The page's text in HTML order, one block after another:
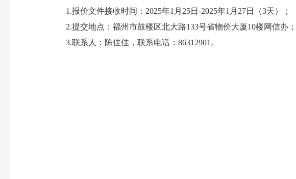
1.报价文件接收时间：2025年1月25日-2025年1月27日（3天）；
2.提交地点：福州市鼓楼区北大路133号省物价大厦10楼网信办；
3.联系人：陈佳佳，联系电话：86312901。